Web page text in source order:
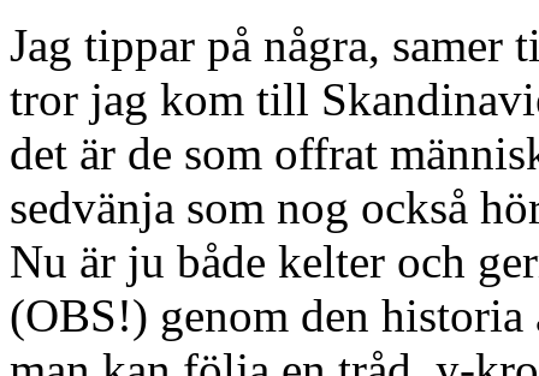
Jag tippar på några, samer
tror jag kom till
det är de som offrat
sedvänja som nog också
Nu är ju både kelter och
(OBS!) genom den